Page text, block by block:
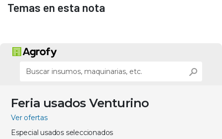
Temas en esta nota
Feria usados Venturino
Ver ofertas
Especial usados seleccionados